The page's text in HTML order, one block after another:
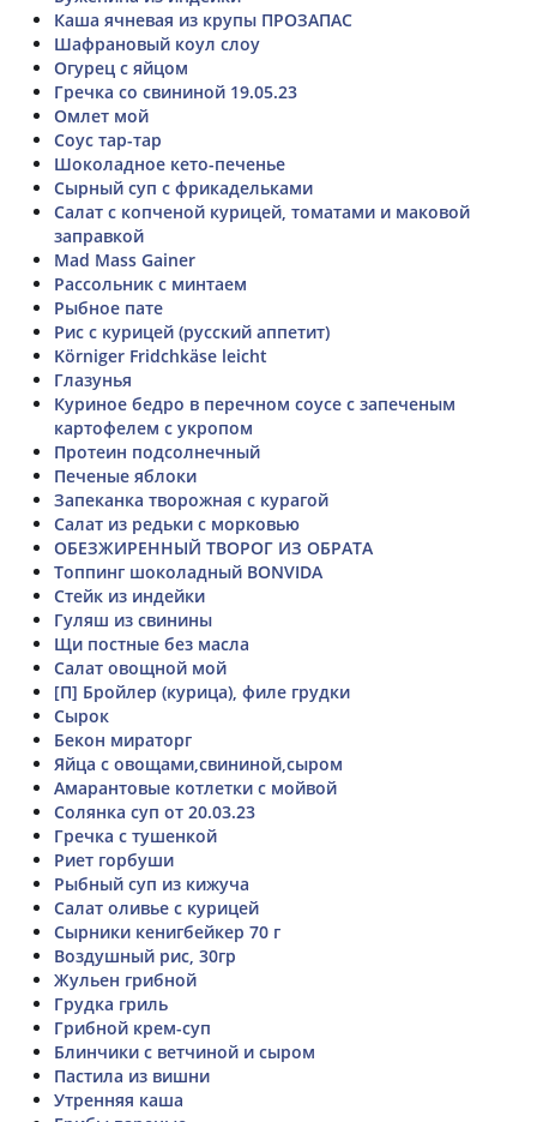
Каша ячневая из крупы ПРОЗАПАС
Шафрановый коул слоу
Огурец с яйцом
Гречка со свининой 19.05.23
Омлет мой
Соус тар-тар
Шоколадное кето-печенье
Сырный суп с фрикадельками
Салат с копченой курицей, томатами и маковой
заправкой
Mad Mass Gainer
Рассольник с минтаем
Рыбное пате
Рис с курицей (русский аппетит)
Körniger Fridchkäse leicht
Глазунья
Куриное бедро в перечном соусе с запеченым
картофелем с укропом
Протеин подсолнечный
Печеные яблоки
Запеканка творожная с курагой
Салат из редьки с морковью
ОБЕЗЖИРЕННЫЙ ТВОРОГ ИЗ ОБРАТА
Топпинг шоколадный BONVIDA
Стейк из индейки
Гуляш из свинины
Щи постные без масла
Салат овощной мой
[П] Бройлер (курица), филе грудки
Сырок
Бекон мираторг
Яйца с овощами,свининой,сыром
Амарантовые котлетки с мойвой
Солянка суп от 20.03.23
Гречка с тушенкой
Риет горбуши
Рыбный суп из кижуча
Салат оливье с курицей
Сырники кенигбейкер 70 г
Воздушный рис, 30гр
Жульен грибной
Грудка гриль
Грибной крем-суп
Блинчики с ветчиной и сыром
Пастила из вишни
Утренняя каша